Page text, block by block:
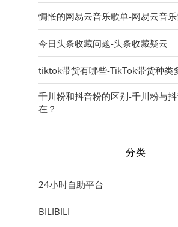
惆怅的网易云音乐歌单-网易云音
今日头条收藏问题-头条收藏疑云
tiktok带货有哪些-TikTok带货种类
千川粉和抖音粉的区别-千川粉与
在？
分类
24小时自助平台
BILIBILI